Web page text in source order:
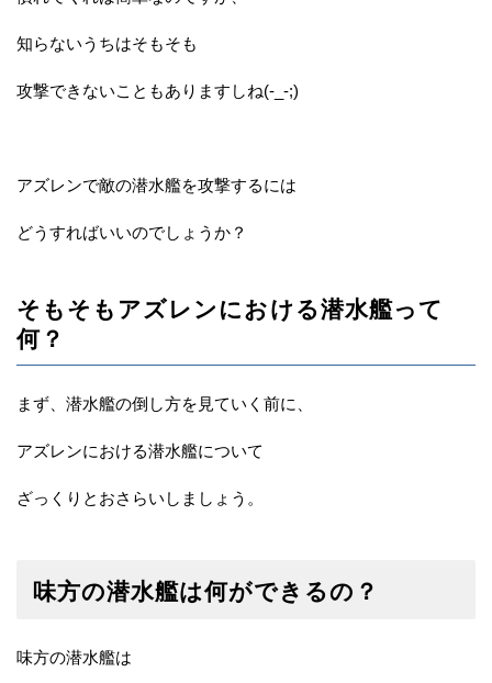
知らないうちはそもそも
攻撃できないこともありますしね(-_-;)
アズレンで敵の潜水艦を攻撃するには
どうすればいいのでしょうか？
そもそもアズレンにおける潜水艦って
何？
まず、潜水艦の倒し方を見ていく前に、
アズレンにおける潜水艦について
ざっくりとおさらいしましょう。
味方の潜水艦は何ができるの？
味方の潜水艦は